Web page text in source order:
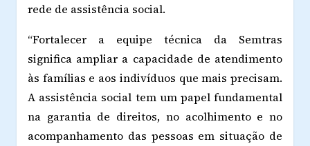
rede de assistência social.
“Fortalecer a equipe técnica da Semtras
significa ampliar a capacidade de atendimento
às famílias e aos indivíduos que mais precisam.
A assistência social tem um papel fundamental
na garantia de direitos, no acolhimento e no
acompanhamento das pessoas em situação de